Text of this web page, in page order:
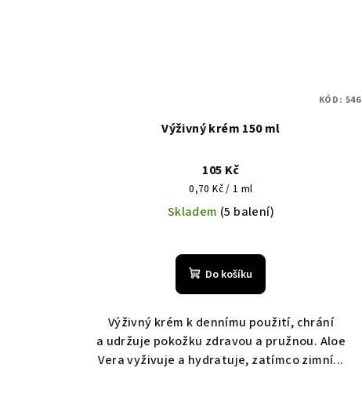
Výživný krém 150 ml
105 Kč
Měrná
cena:
0,70 Kč / 1 ml
Skladem (5 balení)
hodnocení
produktu
je
5,0
5
hvězdiček.
Do košíku
Výživný krém k dennímu použití, chrání
a udržuje pokožku zdravou a pružnou. Aloe
Vera vyživuje a hydratuje, zatímco zimní...
KÓD: 546